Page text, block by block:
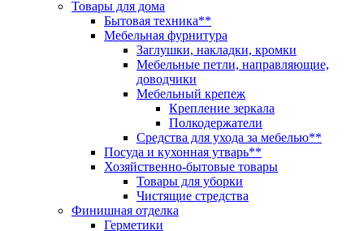
Товары для дома
Бытовая техника**
Мебельная фурнитура
Заглушки, накладки, кромки
Мебельные петли, направляющие,
доводчики
Мебельный крепеж
Крепление зеркала
Полкодержатели
Средства для ухода за мебелью**
Посуда и кухонная утварь**
Хозяйственно-бытовые товары
Товары для уборки
Чистящие стредства
Финишная отделка
Герметики